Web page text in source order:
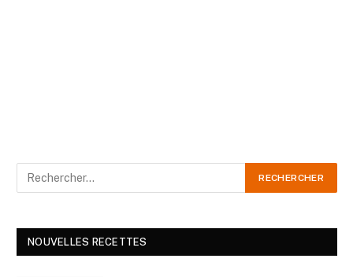
NOUVELLES RECETTES